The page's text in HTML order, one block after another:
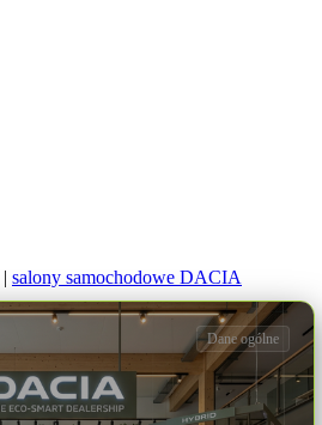
| salony samochodowe DACIA
Dane ogólne